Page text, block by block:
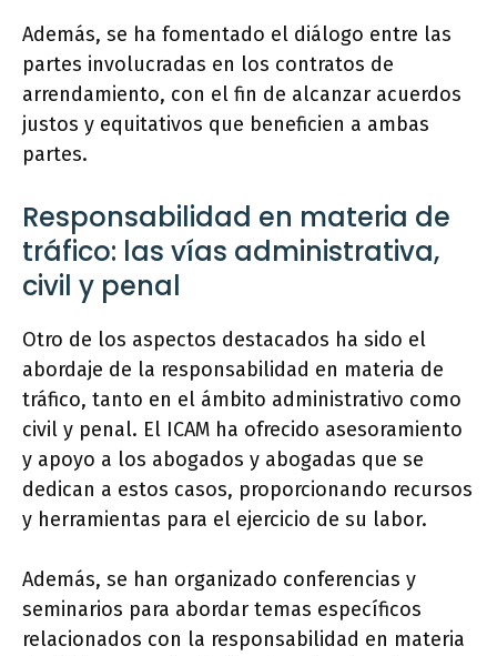
Además, se ha fomentado el diálogo entre las
partes involucradas en los contratos de
arrendamiento, con el fin de alcanzar acuerdos
justos y equitativos que beneficien a ambas
partes.
Responsabilidad en materia de
tráfico: las vías administrativa,
civil y penal
Otro de los aspectos destacados ha sido el
abordaje de la responsabilidad en materia de
tráfico, tanto en el ámbito administrativo como
civil y penal. El ICAM ha ofrecido asesoramiento
y apoyo a los abogados y abogadas que se
dedican a estos casos, proporcionando recursos
y herramientas para el ejercicio de su labor.
Además, se han organizado conferencias y
seminarios para abordar temas específicos
relacionados con la responsabilidad en materia